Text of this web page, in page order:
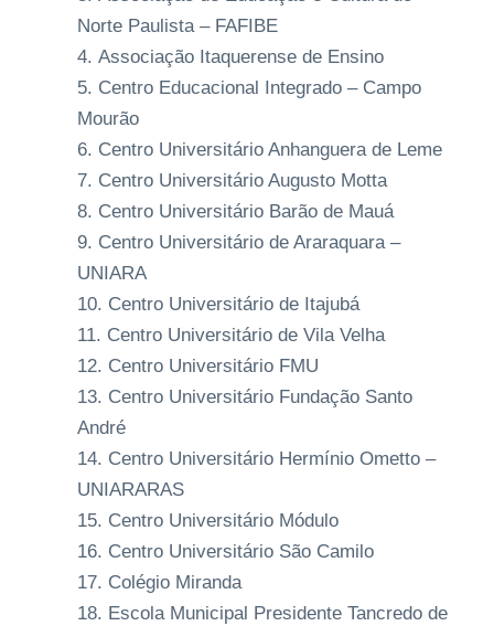
Norte Paulista – FAFIBE
Associação Itaquerense de Ensino
Centro Educacional Integrado – Campo
Mourão
Centro Universitário Anhanguera de Leme
Centro Universitário Augusto Motta
Centro Universitário Barão de Mauá
Centro Universitário de Araraquara –
UNIARA
Centro Universitário de Itajubá
Centro Universitário de Vila Velha
Centro Universitário FMU
Centro Universitário Fundação Santo
André
Centro Universitário Hermínio Ometto –
UNIARARAS
Centro Universitário Módulo
Centro Universitário São Camilo
Colégio Miranda
Escola Municipal Presidente Tancredo de